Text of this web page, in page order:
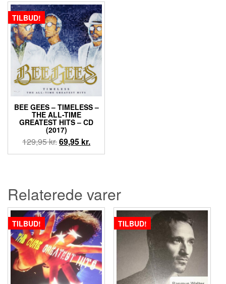
TILBUD!
BEE GEES – TIMELESS –
THE ALL-TIME
GREATEST HITS – CD
(2017)
129,95kr.Den
oprindelige
69,95 kr.Den
aktuelle
Relaterede varer
TILBUD! TILBUD!